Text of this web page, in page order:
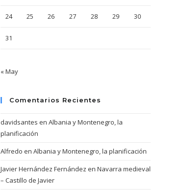
24 25 26 27 28 29 30
31
« May
Comentarios Recientes
davidsantes en Albania y Montenegro, la
planificación
Alfredo en Albania y Montenegro, la planificación
Javier Hernández Fernández en Navarra medieval
– Castillo de Javier